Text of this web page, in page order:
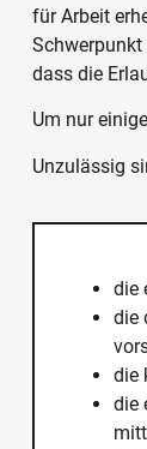
für Arbeit
dass die
Um nur
Unzulässig
die
die
die
die